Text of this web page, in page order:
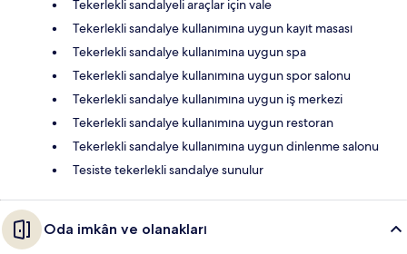
Tekerlekli sandalyeli araçlar için vale
Tekerlekli sandalye kullanımına uygun kayıt masası
Tekerlekli sandalye kullanımına uygun spa
Tekerlekli sandalye kullanımına uygun spor salonu
Tekerlekli sandalye kullanımına uygun iş merkezi
Tekerlekli sandalye kullanımına uygun restoran
Tekerlekli sandalye kullanımına uygun dinlenme salonu
Tesiste tekerlekli sandalye sunulur
Oda imkân ve olanakları